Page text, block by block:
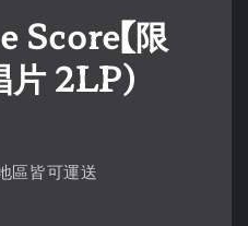
Score【限
片 2LP)
區皆可運送